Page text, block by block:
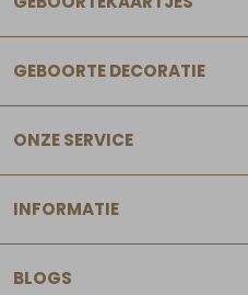
GEBOORTE DECORATIE
ONZE SERVICE
INFORMATIE
BLOGS